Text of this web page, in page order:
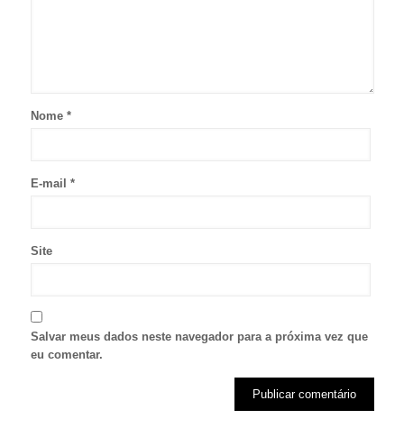
Nome *
E-mail *
Site
Salvar meus dados neste navegador para a próxima vez que
eu comentar.